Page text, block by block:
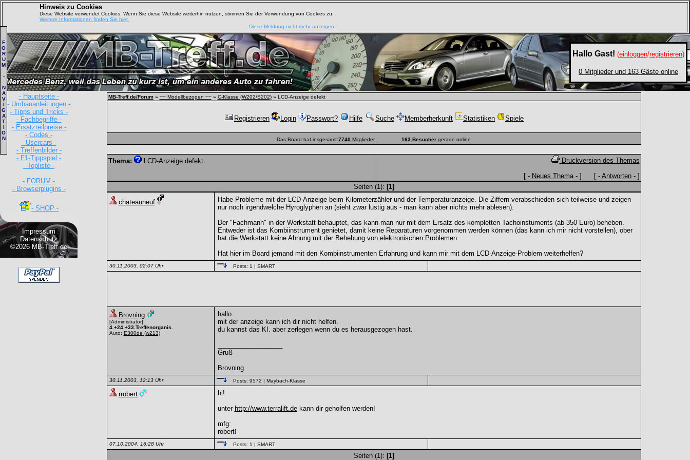
Hinweis zu Cookies
Diese Website verwendet Cookies. Wenn Sie diese Website weiterhin nutzen, stimmen Sie der Verwendung von Cookies zu.
Weitere Informationen finden Sie hier.
Diese Meldung nicht mehr anzeigen
Hallo Gast! (einloggen/registrieren)
0 Mitglieder und 163 Gäste online
- Hauptseite -
- Umbauanleitungen -
- Tipps und Tricks -
- Fachbegriffe -
- Ersatzteilpreise -
- Codes -
- Usercars -
- Treffenbilder -
- F1-Tippspiel -
- Topliste -
- FORUM -
- Browserplugins -
- SHOP -
Impressum
Datenschutz
©2026 MB-Treff.de
F
O
R
U
M
-
N
A
V
I
G
A
T
I
O
N
MB-Treff.de/Forum » ~~ Modellbezogen ~~ » C-Klasse (W202/S202) » LCD-Anzeige defekt
Registrieren Login Passwort? Hilfe Suche Memberherkunft Statistiken Spiele
Das Board hat insgesamt:7740 Mitglieder 163 Besucher gerade online
Thema: LCD-Anzeige defekt
Druckversion des Themas
[ - Neues Thema- ] [ - Antworten- ]
Seiten (1): [1]
chateauneuf
Habe Probleme mit der LCD-Anzeige beim Kilometerzähler und der Temperaturanzeige. Die Ziffern verabschieden sich teilweise und zeigen
nur noch irgendwelche Hyroglyphen an (sieht zwar lustig aus - man kann aber nichts mehr ablesen).
Der "Fachmann" in der Werkstatt behauptet, das kann man nur mit dem Ersatz des kompletten Tachoinstuments (ab 350 Euro) beheben.
Entweder ist das Kombiinstrument genietet, damit keine Reparaturen vorgenommen werden können (das kann ich mir nicht vorstellen), ober
hat die Werkstatt keine Ahnung mit der Behebung von elektronischen Problemen.
Hat hier im Board jemand mit den Kombiinstrumenten Erfahrung und kann mir mit dem LCD-Anzeige-Problem weiterhelfen?
30.11.2003, 02:07 Uhr Posts: 1 | SMART
Brovning
[Administrator]
4.+24.+33.Treffenorganis.
Auto: E300de (w213)
hallo
mit der anzeige kann ich dir nicht helfen.
du kannst das KI. aber zerlegen wenn du es herausgezogen hast.
Gruß
Brovning
30.11.2003, 12:13 Uhr Posts: 9572 | Maybach-Klasse
rrobert
hi!
unter http://www.terralift.dekann dir geholfen werden!
mfg:
robert!
07.10.2004, 16:28 Uhr Posts: 1 | SMART
Seiten (1): [1]